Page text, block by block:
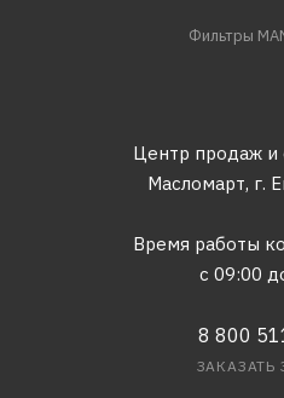
Фильтры
Центр продаж и
Масломарт, г.
Время работы
с 09:00
8 800
ЗАКАЗАТЬ